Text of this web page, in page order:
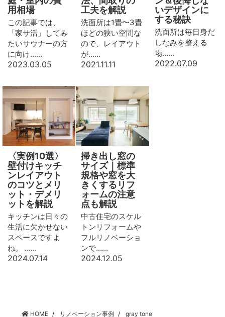
用相場
この記事では、
「家サ活」してみ
たいサウナーの方
に向け……
2023.03.05
工夫を解説
洗面所は1畳〜3畳
ほどの狭い空間な
ので、レイアウト
が……
2021.11.11
いデザインに
する秘訣
洗面所は毎日身だ
しなみを整える
場……
2022.07.09
〈実例10選〉
壁付けキッチ
ンレイアウト
のコツとメリ
ット・デメリ
ットを解説
キッチンは日々の
生活に欠かせない
スペースですよ
ね。 ……
2024.07.14
掃き出し窓の
サイズ｜標準
規格や窓を大
きくするリフ
ォームの注意
点も解説
中古住宅のスケル
トンリフォームや
フルリノベーショ
ンで……
2024.12.05
HOME リノベーション事例 gray tone